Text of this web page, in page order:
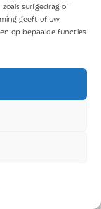
surfgedrag of
geeft of uw
op bepaalde functies